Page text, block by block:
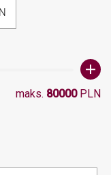
maks. 80000PLN